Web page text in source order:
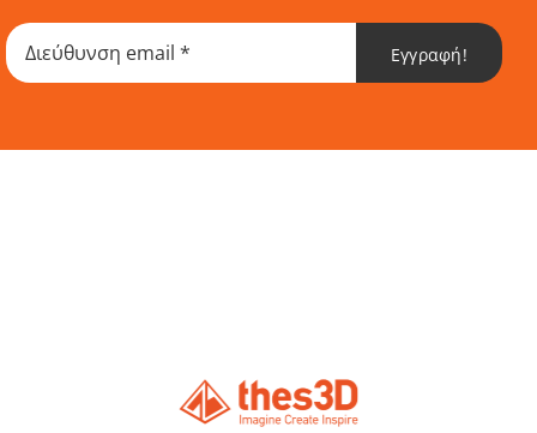
επιλογές
μπορούν
να
στη
Εγγραφή!